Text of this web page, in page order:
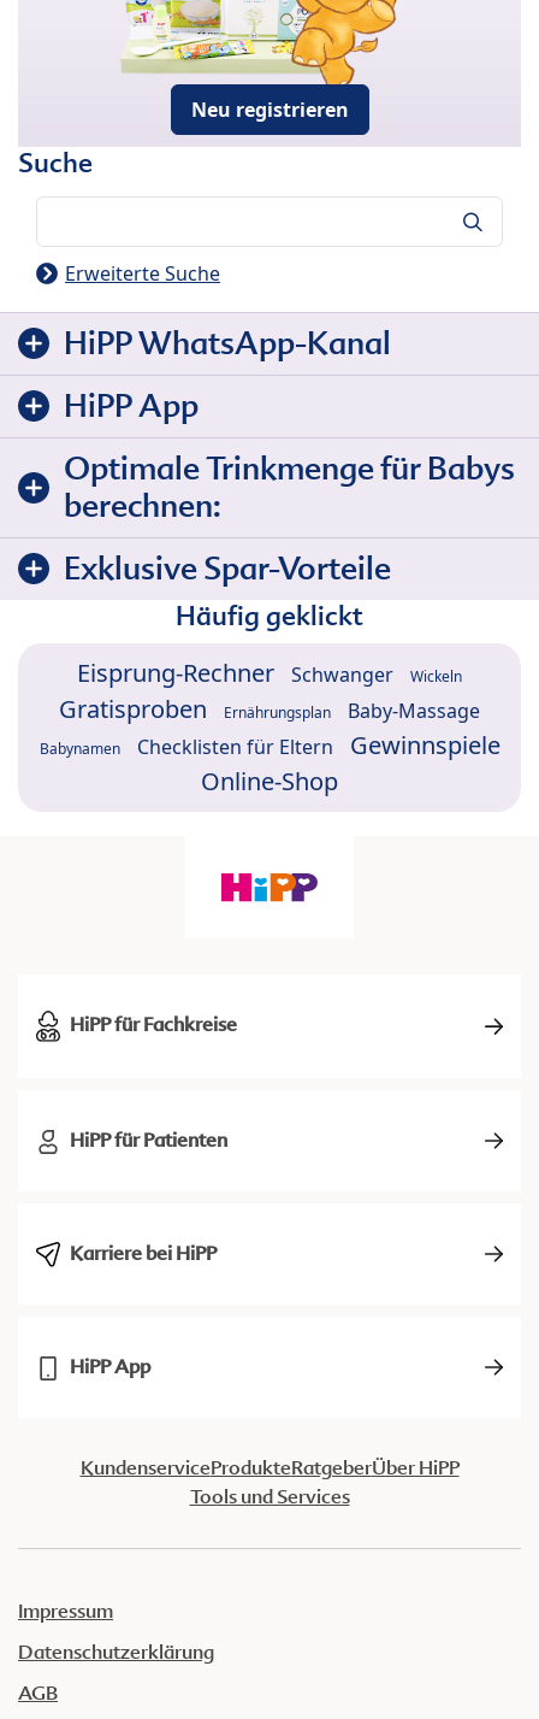
Neu registrieren
Suche
Erweiterte Suche
HiPP WhatsApp-Kanal
HiPP App
Optimale Trinkmenge für Babys
berechnen:
Exklusive Spar-Vorteile
Häufig geklickt
Eisprung-Rechner Schwanger Wickeln
Gratisproben Ernährungsplan Baby-Massage
Babynamen Checklisten für Eltern
Gewinnspiele
Online-Shop
HiPP für Fachkreise
HiPP für Patienten
Karriere bei HiPP
HiPP App
KundenserviceProdukteRatgeberÜber HiPP
Tools und Services
Impressum
Datenschutzerklärung
AGB